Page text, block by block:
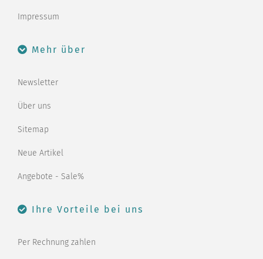
Impressum
Mehr über
Newsletter
Über uns
Sitemap
Neue Artikel
Angebote - Sale%
Ihre Vorteile bei uns
Per Rechnung zahlen